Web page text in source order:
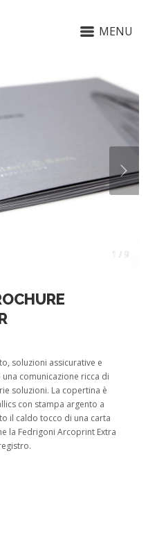
MENU
1 / 9
soluzioni assicurative e
comunicazione ricca di
soluzioni. La copertina è
con stampa argento a
il caldo tocco di una carta
la Fedrigoni Arcoprint Extra